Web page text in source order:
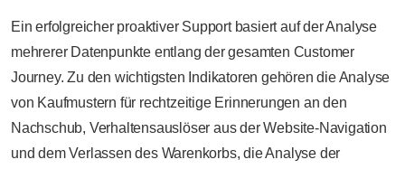
Ein erfolgreicher proaktiver Support basiert auf der Analyse
mehrerer Datenpunkte entlang der gesamten Customer
Journey. Zu den wichtigsten Indikatoren gehören die Analyse
von Kaufmustern für rechtzeitige Erinnerungen an den
Nachschub, Verhaltensauslöser aus der Website-Navigation
und dem Verlassen des Warenkorbs, die Analyse der